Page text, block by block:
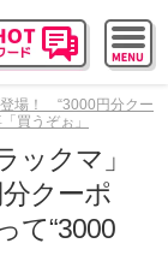
登場！ “3000円分クー
買うぞぉ」
ックマ」
クーポ
て“3000